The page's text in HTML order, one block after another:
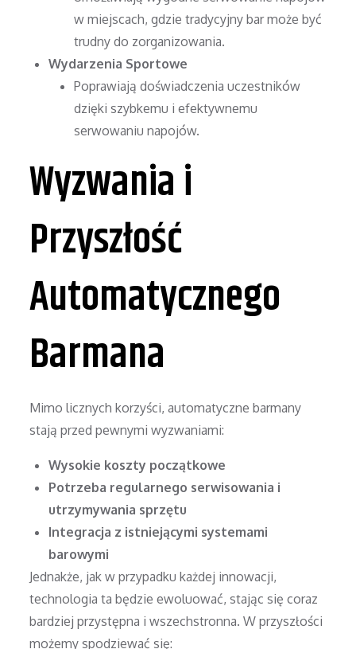
w miejscach, gdzie tradycyjny bar może być
trudny do zorganizowania.
Wydarzenia Sportowe
Poprawiają doświadczenia uczestników
dzięki szybkemu i efektywnemu
serwowaniu napojów.
Wyzwania i
Przyszłość
Automatycznego
Barmana
Mimo licznych korzyści, automatyczne barmany
stają przed pewnymi wyzwaniami:
Wysokie koszty początkowe
Potrzeba regularnego serwisowania i
utrzymywania sprzętu
Integracja z istniejącymi systemami
barowymi
Jednakże, jak w przypadku każdej innowacji,
technologia ta będzie ewoluować, stając się coraz
bardziej przystępna i wszechstronna. W przyszłości
możemy spodziewać się: